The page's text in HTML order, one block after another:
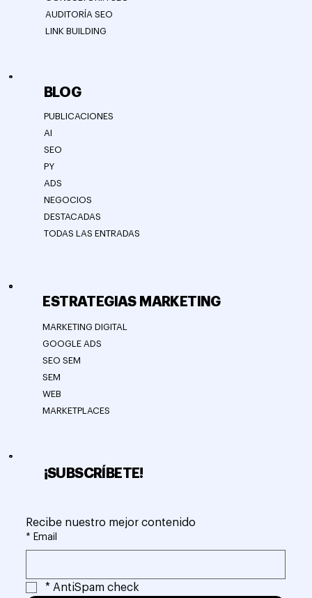
¡SUBSCRÍBETE!
Recibe nuestro mejor contenido
* Email
* AntiSpam check
AUDITORÍA SEO
LINK BUILDING
ESTRATEGIAS MARKETING
MARKETING DIGITAL
GOOGLE ADS
SEO SEM
SEM
WEB
MARKETPLACES
BLOG
PUBLICACIONES
AI
SEO
PY
ADS
NEGOCIOS
DESTACADAS
TODAS LAS ENTRADAS